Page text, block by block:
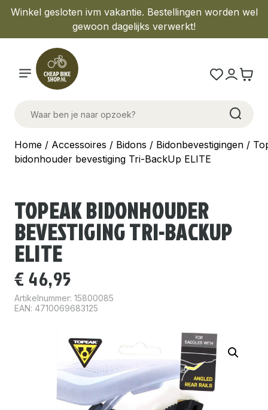
Winkel gesloten ivm vakantie. Bestellingen worden wel
gewoon dagelijks verwerkt!
Home / Accessoires / Bidons / Bidonbevestigingen /
bidonhouder bevestiging Tri-BackUp ELITE
TOPEAK BIDONHOUDER
BEVESTIGING TRI-BACKUP
ELITE
€ 46,95
Artikelnummer: 15800085
EAN: 4710069683125